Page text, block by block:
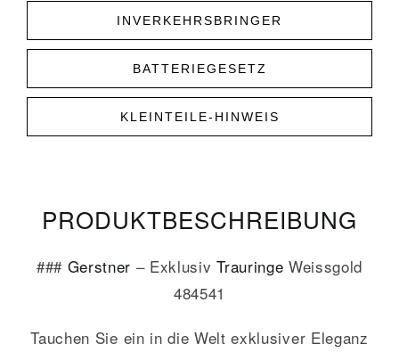
INVERKEHRSBRINGER
BATTERIEGESETZ
KLEINTEILE-HINWEIS
PRODUKT­­BESCHREIBUNG
### Gerstner – ExklusivTrauringe Weissgold
484541
Tauchen Sie ein in die Welt exklusiver Eleganz